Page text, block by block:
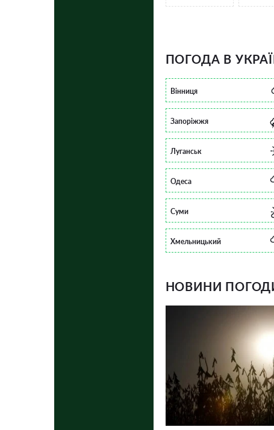
ПОГОДА В
Вінниця
Запоріжжя
Луганськ
Одеса
Суми
Хмельницький
НОВИНИ